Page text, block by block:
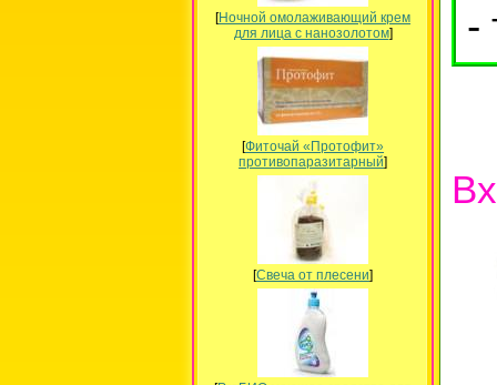
[Ночной омолаживающий крем
для лица с нанозолотом]
[Фиточай «Протофит»
противопаразитарный]
[Свеча от плесени]
-